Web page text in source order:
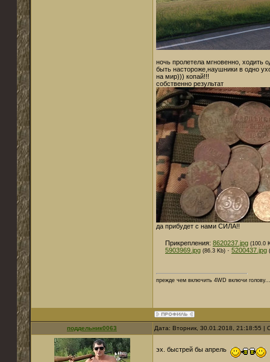
ночь пролетела мгновенно, ходить
быть настороже,наушники в одно
на мир))) копай!!!
собственно результат
да прибудет с нами СИЛА!!
Прикрепления: 8620237.jpg (100.0
5903969.jpg (86.3 Kb) · 5200437.jpg
прежде чем включить 4WD включи голову...
поддельник0063 Дата: Вторник, 30.01.2018, 21:18:55
эх. быстрей бы апрель